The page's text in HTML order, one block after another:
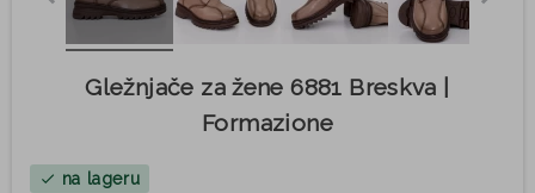
Gležnjače za žene 6881 Breskva |
Formazione
check na lageru